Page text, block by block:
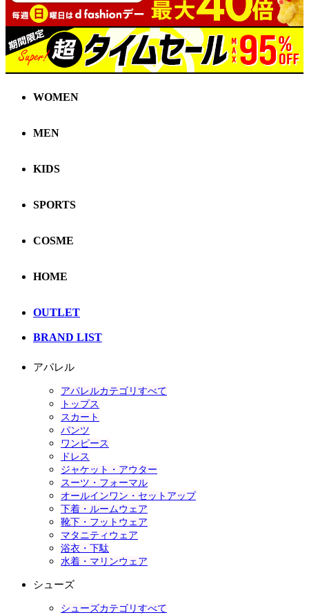
WOMEN
MEN
KIDS
SPORTS
COSME
HOME
OUTLET
BRAND LIST
アパレル
アパレルカテゴリすべて
トップス
スカート
パンツ
ワンピース
ドレス
ジャケット・アウター
スーツ・フォーマル
オールインワン・セットアップ
下着・ルームウェア
靴下・フットウェア
マタニティウェア
浴衣・下駄
水着・マリンウェア
シューズ
シューズカテゴリすべて